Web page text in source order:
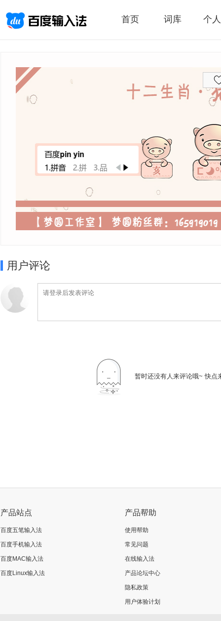
首页 词库 个
用户评论
暂时还没有人来评论哦~ 快点
产品站点
百度五笔输入法
百度手机输入法
百度MAC输入法
百度Linux输入法
产品帮助
使用帮助
常见问题
在线输入法
产品论坛中心
隐私政策
用户体验计划